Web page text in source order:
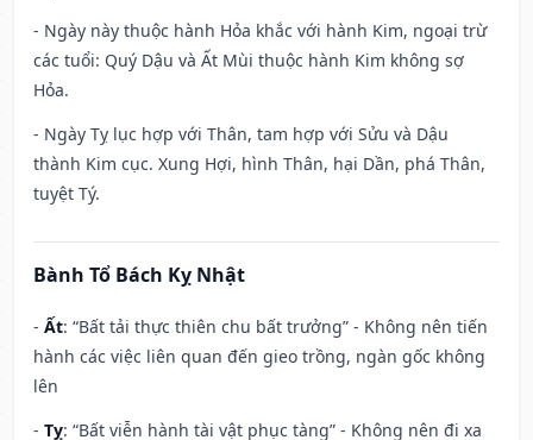
- Ngày này thuộc hành Hỏa khắc với hành Kim, ngoại trừ
các tuổi: Quý Dậu và Ất Mùi thuộc hành Kim không sợ
Hỏa.
- Ngày Tỵ lục hợp với Thân, tam hợp với Sửu và Dậu
thành Kim cục. Xung Hợi, hình Thân, hại Dần, phá Thân,
tuyệt Tý.
Bành Tổ Bách Kỵ Nhật
- Ất: “Bất tải thực thiên chu bất trưởng” - Không nên tiến
hành các việc liên quan đến gieo trồng, ngàn gốc không
lên
- Tỵ: “Bất viễn hành tài vật phục tàng” - Không nên đi xa